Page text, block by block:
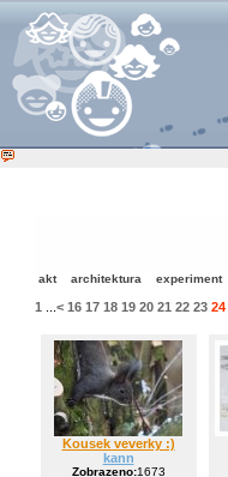
akt architektura experiment
1 < 16 17 18 19 20 21 22 23 24
Kousek veverky :)
kann
Zobrazeno:1673